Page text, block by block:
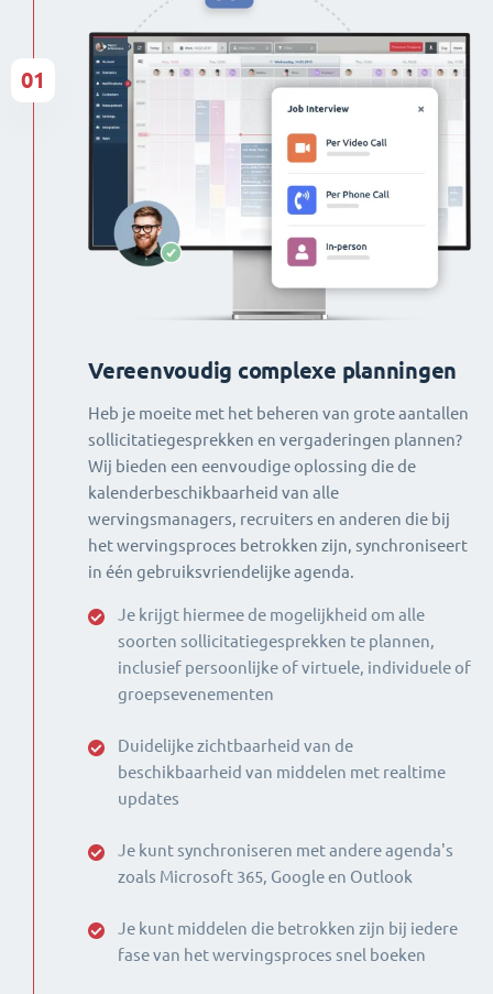
Vereenvoudig complexe planningen
Heb je moeite met het beheren van grote aantallen
sollicitatiegesprekken en vergaderingen plannen?
Wij bieden een eenvoudige oplossing die de
kalenderbeschikbaarheid van alle
wervingsmanagers, recruiters en anderen die bij
het wervingsproces betrokken zijn, synchroniseert
in één gebruiksvriendelijke agenda.
Je krijgt hiermee de mogelijkheid om alle
soorten sollicitatiegesprekken te plannen,
inclusief persoonlijke of virtuele, individuele of
groepsevenementen
Duidelijke zichtbaarheid van de
beschikbaarheid van middelen met realtime
updates
Je kunt synchroniseren met andere agenda's
zoals Microsoft 365, Google en Outlook
Je kunt middelen die betrokken zijn bij iedere
fase van het wervingsproces snel boeken
01